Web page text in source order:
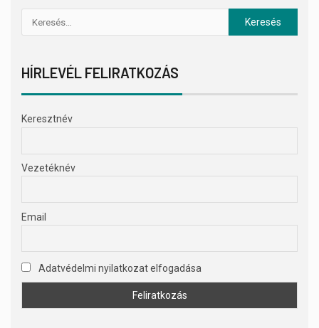
HÍRLEVÉL FELIRATKOZÁS
Keresztnév
Vezetéknév
Email
Adatvédelmi nyilatkozat elfogadása